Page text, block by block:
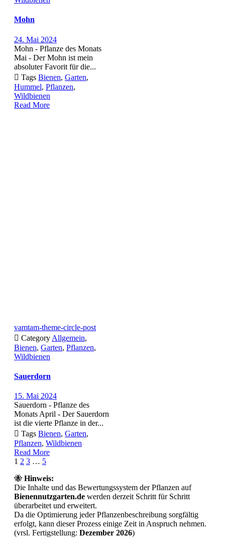
Mohn
24. Mai 2024
Mohn - Pflanze des Monats
Mai - Der Mohn ist mein
absoluter Favorit für die...
 Tags Bienen, Garten,
Hummel, Pflanzen,
Wildbienen
Read More
vamtam-theme-circle-post
 Category Allgemein,
Bienen, Garten, Pflanzen,
Wildbienen
Sauerdorn
15. Mai 2024
Sauerdorn - Pflanze des
Monats April - Der Sauerdorn
ist die vierte Pflanze in der...
 Tags Bienen, Garten,
Pflanzen, Wildbienen
Read More
Page
of
5
1 2 3 … 5Next
🐝 Hinweis:
Die Inhalte und das Bewertungssystem der Pflanzen auf
Bienennutzgarten.de werden derzeit Schritt für Schritt
überarbeitet und erweitert.
Da die Optimierung jeder Pflanzenbeschreibung sorgfältig
erfolgt, kann dieser Prozess einige Zeit in Anspruch nehmen.
(vrsl. Fertigstellung: Dezember 2026)